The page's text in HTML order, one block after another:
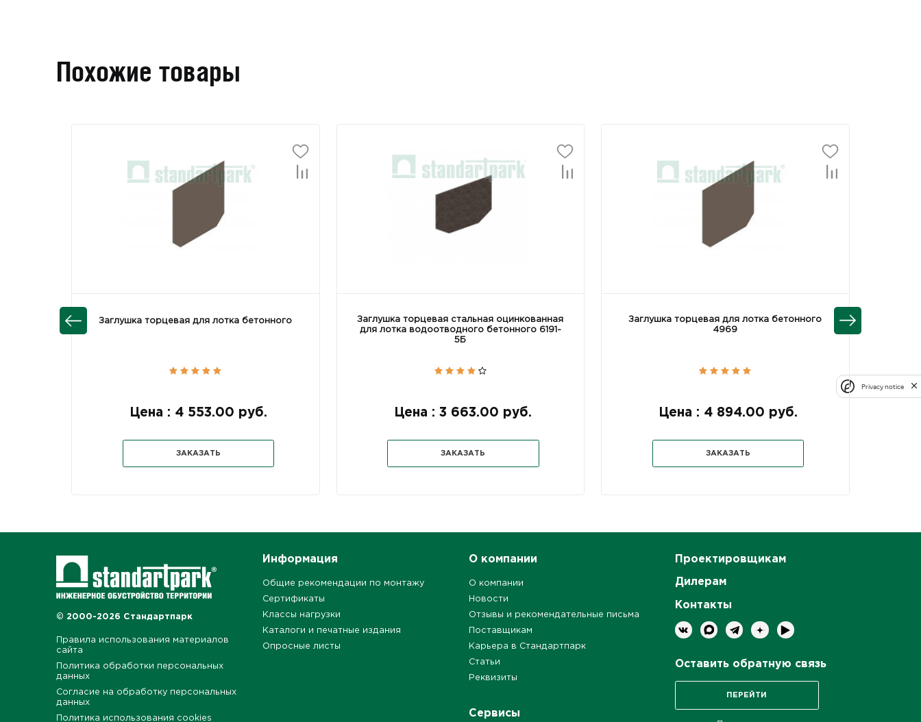
Похожие товары
Заглушка торцевая для лотка бетонного
Цена : 4 553.00 руб.
ЗАКАЗАТЬ
Заглушка торцевая стальная оцинкованная
для лотка водоотводного бетонного 6191-
5Б
Цена : 3 663.00 руб.
ЗАКАЗАТЬ
Заглушка торцевая для лотка бетонного
4969
Цена : 4 894.00 руб.
ЗАКАЗАТЬ
© 2000-2026 Стандартпарк
Правила использования материалов
сайта
Политика обработки персональных
данных
Согласие на обработку персональных
данных
Политика использования cookies
Информация
Общие рекомендации по монтажу
Сертификаты
Классы нагрузки
Каталоги и печатные издания
Опросные листы
О компании
О компании
Новости
Отзывы и рекомендательные письма
Поставщикам
Карьера в Стандартпарк
Статьи
Реквизиты
Сервисы
Проектировщикам
Дилерам
Контакты
Оставить обратную связь
ПЕРЕЙТИ
Privacy notice